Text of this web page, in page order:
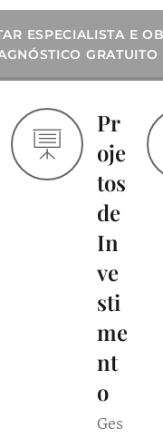
ESPECIALISTA E
GRATUITO
Pr
oje
tos
de
In
ve
sti
me
nt
o
Ges